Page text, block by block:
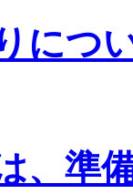
につ
、準